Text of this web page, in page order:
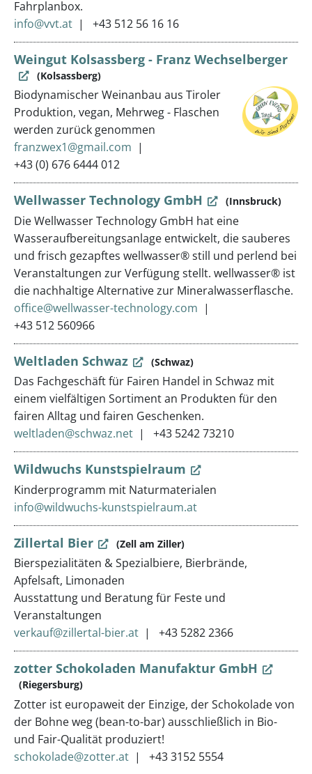
Fahrplanbox.
info@vvt.at
+43 512 56 16 16
Weingut Kolsassberg - Franz Wechselberger
(Kolsassberg)
Biodynamischer Weinanbau aus Tiroler
Produktion, vegan, Mehrweg - Flaschen
werden zurück genommen
franzwex1@gmail.com
+43 (0) 676 6444 012
Wellwasser Technology GmbH (Innsbruck)
Die Wellwasser Technology GmbH hat eine
Wasseraufbereitungsanlage entwickelt, die sauberes
und frisch gezapftes wellwasser® still und perlend bei
Veranstaltungen zur Verfügung stellt. wellwasser® ist
die nachhaltige Alternative zur Mineralwasserflasche.
office@wellwasser-technology.com
+43 512 560966
Weltladen Schwaz (Schwaz)
Das Fachgeschäft für Fairen Handel in Schwaz mit
einem vielfältigen Sortiment an Produkten für den
fairen Alltag und fairen Geschenken.
weltladen@schwaz.net
+43 5242 73210
Wildwuchs Kunstspielraum
Kinderprogramm mit Naturmaterialen
info@wildwuchs-kunstspielraum.at
Zillertal Bier (Zell am Ziller)
Bierspezialitäten & Spezialbiere, Bierbrände,
Apfelsaft, Limonaden
Ausstattung und Beratung für Feste und
Veranstaltungen
verkauf@zillertal-bier.at
+43 5282 2366
zotter Schokoladen Manufaktur GmbH
(Riegersburg)
Zotter ist europaweit der Einzige, der Schokolade von
der Bohne weg (bean-to-bar) ausschließlich in Bio-
und Fair-Qualität produziert!
schokolade@zotter.at
+43 3152 5554